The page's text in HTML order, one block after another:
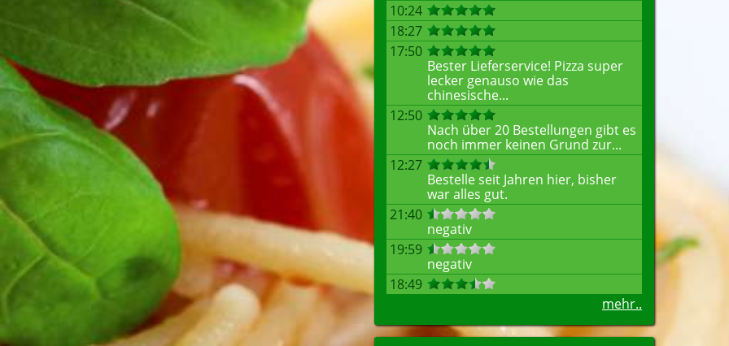
10:24
18:27
17:50
Bester Lieferservice! Pizza super
lecker genauso wie das
chinesische...
12:50
Nach über 20 Bestellungen gibt es
noch immer keinen Grund zur...
12:27
Bestelle seit Jahren hier, bisher
war alles gut.
21:40
negativ
19:59
negativ
18:49
mehr..